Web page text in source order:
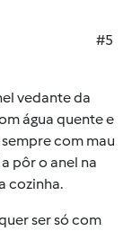
#5
vedante da
água quente e
com mau
pôr o anel na
cozinha.
ser só com